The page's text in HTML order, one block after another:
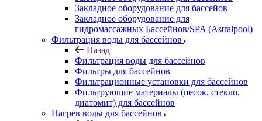
Закладное оборудование для бассейов
Закладное оборудование для
гидромассажных Бассейнов/SPA (Astralpool)
Фильтрация воды для бассейнов
Назад
Фильтрация воды для бассейнов
Фильтры для бассейнов
Фильтрационные установки для бассейнов
Фильтрующие материалы (песок, стекло,
диатомит) для бассейнов
Нагрев воды для бассейнов